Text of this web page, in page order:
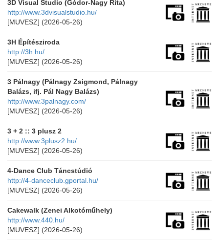
3D Visual Studio (Gódor-Nagy Rita)
http://www.3dvisualstudio.hu/
[MUVESZ] (2026-05-26)
3H Építésziroda
http://3h.hu/
[MUVESZ] (2026-05-26)
3 Pálnagy (Pálnagy Zsigmond, Pálnagy
Balázs, ifj. Pál Nagy Balázs)
http://www.3palnagy.com/
[MUVESZ] (2026-05-26)
3 + 2 :: 3 plusz 2
http://www.3plusz2.hu/
[MUVESZ] (2026-05-26)
4-Dance Club Táncstúdió
http://4-danceclub.gportal.hu/
[MUVESZ] (2026-05-26)
Cakewalk (Zenei Alkotóműhely)
http://www.440.hu/
[MUVESZ] (2026-05-26)